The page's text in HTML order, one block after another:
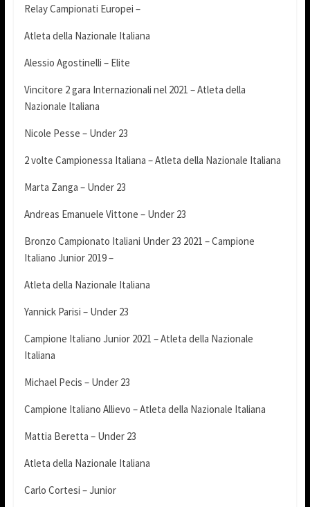
Relay Campionati Europei –
Atleta della Nazionale Italiana
Alessio Agostinelli – Elite
Vincitore 2 gara Internazionali nel 2021 – Atleta della
Nazionale Italiana
Nicole Pesse – Under 23
2 volte Campionessa Italiana – Atleta della Nazionale Italiana
Marta Zanga – Under 23
Andreas Emanuele Vittone – Under 23
Bronzo Campionato Italiani Under 23 2021 – Campione
Italiano Junior 2019 –
Atleta della Nazionale Italiana
Yannick Parisi – Under 23
Campione Italiano Junior 2021 – Atleta della Nazionale
Italiana
Michael Pecis – Under 23
Campione Italiano Allievo – Atleta della Nazionale Italiana
Mattia Beretta – Under 23
Atleta della Nazionale Italiana
Carlo Cortesi – Junior